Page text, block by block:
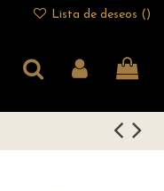
Lista de deseos ()